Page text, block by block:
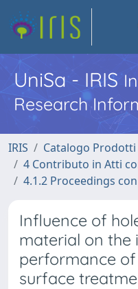
UniSa - IRIS
Research
IRIS
Catalogo Prodotti
4 Contributo in Atti
4.1.2 Proceedings con
Influence of
material on the
performance of
surface